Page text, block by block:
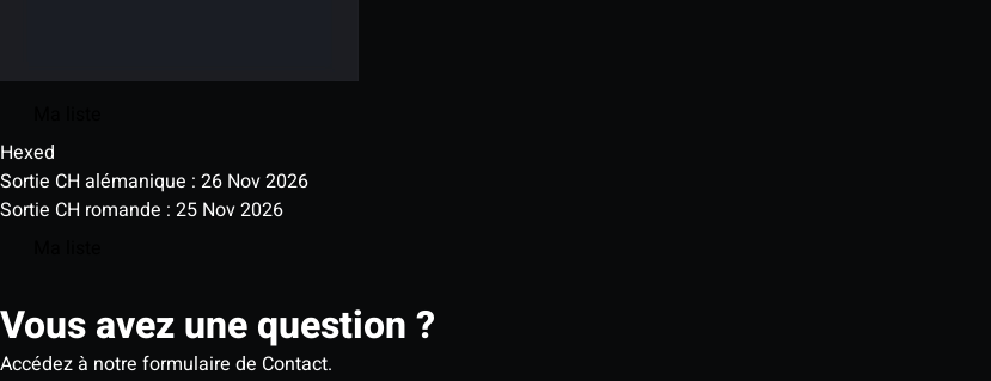
Hexed
Sortie CH alémanique : 26 Nov 2026
Sortie CH romande : 25 Nov 2026
Vous avez une question ?
Accédez à notre formulaire de Contact.